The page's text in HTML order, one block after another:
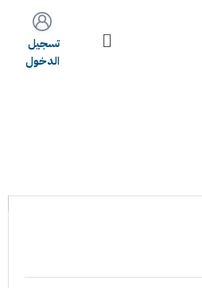
تسجيل
الدخول